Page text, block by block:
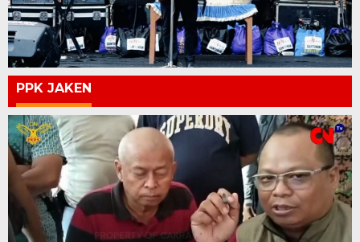
PPK JAKEN